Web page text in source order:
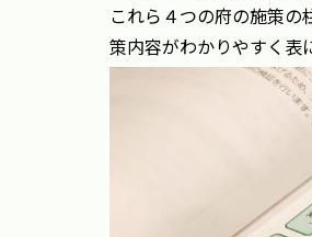
これら４つの府の施策
策内容がわかりやすく表